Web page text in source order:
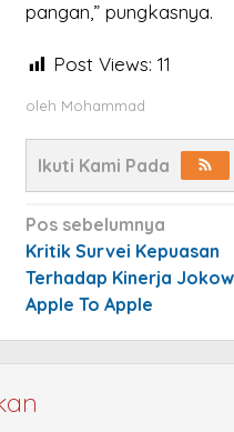
pangan,” pungkasnya.
Post Views: 11
oleh Mohammad
Ikuti Kami Pada
Navigasi
pos
Pos sebelumnya
Kritik Survei Kepuasan
Terhadap Kinerja
Apple To Apple